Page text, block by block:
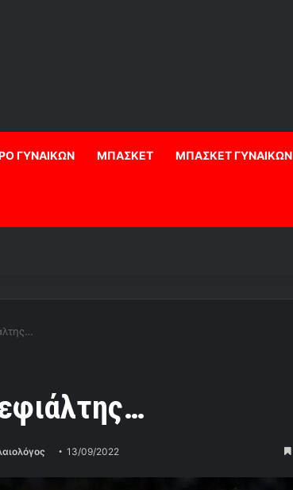
ΓΥΝΑΙΚΩΝ ΜΠΑΣΚΕΤ ΜΠΑΣΚΕΤ ΓΥΝΑΙΚΩΝ
13/09/2022